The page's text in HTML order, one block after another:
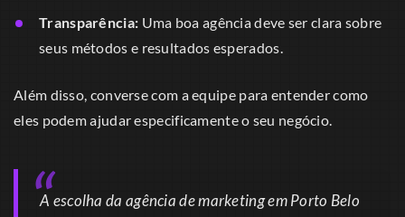
Transparência: Uma boa agência deve ser clara sobre
seus métodos e resultados esperados.
Além disso, converse com a equipe para entender como
eles podem ajudar especificamente o seu negócio.
A escolha da agência de marketing em Porto Belo